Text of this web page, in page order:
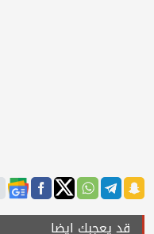
قد يعجبك ايضا